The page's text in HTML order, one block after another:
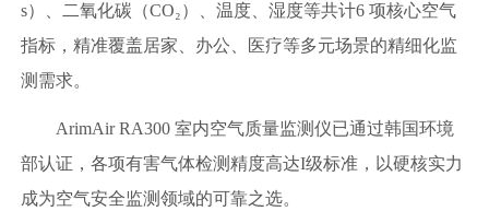
s）、二氧化碳（CO₂）、温度、湿度等共计6 项核心空气
指标，精准覆盖居家、办公、医疗等多元场景的精细化监
测需求。
ArimAir RA300 室内空气质量监测仪已通过韩国环境
部认证，各项有害气体检测精度高达I级标准，以硬核实力
成为空气安全监测领域的可靠之选。